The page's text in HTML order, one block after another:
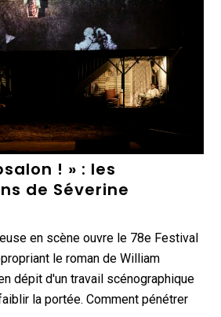
! » : les
de Séverine
en scène ouvre le 78e Festival
le roman de William
dépit d'un travail scénographique
la portée. Comment pénétrer